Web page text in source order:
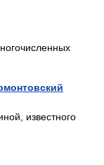
известного